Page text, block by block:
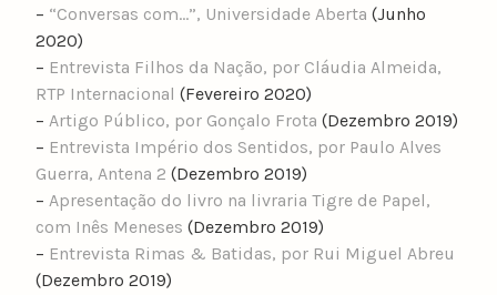
– “Conversas com…”, Universidade Aberta (Junho
2020)
– Entrevista Filhos da Nação, por Cláudia Almeida,
RTP Internacional (Fevereiro 2020)
– Artigo Público, por Gonçalo Frota (Dezembro 2019)
– Entrevista Império dos Sentidos, por Paulo Alves
Guerra, Antena 2 (Dezembro 2019)
– Apresentação do livro na livraria Tigre de Papel,
com Inês Meneses (Dezembro 2019)
– Entrevista Rimas & Batidas, por Rui Miguel Abreu
(Dezembro 2019)